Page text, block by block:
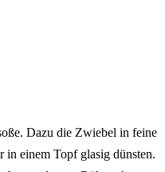
Dazu die Zwiebel in feine
einem Topf glasig dünsten.